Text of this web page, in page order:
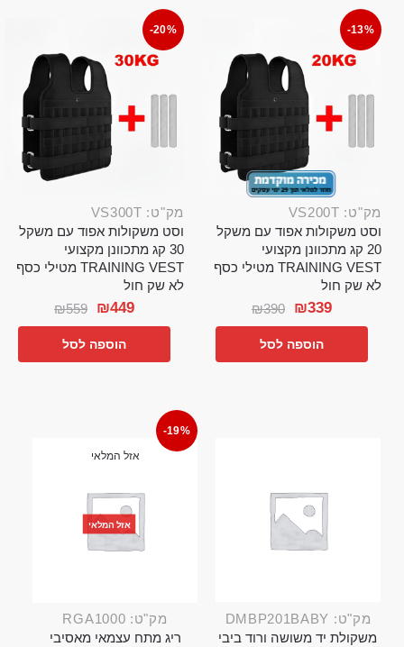
-13%
מק"ט: VS200T
וסט משקולות אפוד עם משקל
20 קג מתכוונן מקצועי
TRAINING VEST מטילי כסף
לא שק חול
₪390 ₪339
הוספה לסל
-20%
מק"ט: VS300T
וסט משקולות אפוד עם משקל
30 קג מתכוונן מקצועי
TRAINING VEST מטילי כסף
לא שק חול
₪559 ₪449
הוספה לסל
מק"ט: DMBP201BABY
משקולת יד משושה ורוד ביבי
-19%
אזל המלאי
אזל המלאי
מק"ט: RGA1000
ריג מתח עצמאי מאסיבי